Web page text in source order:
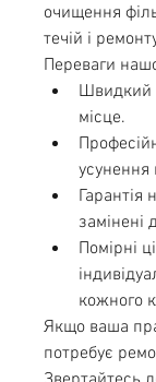
очищення
течій і
Переваги
Швидкий
місце.
усунення
Гарантія
замінені
Помірні
кожного
Якщо ваша
потребує